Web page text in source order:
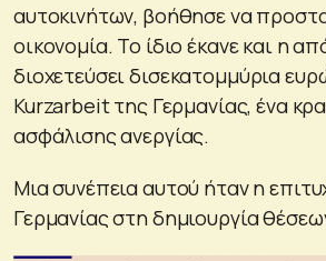
αυτοκινήτων, βοήθησε να
οικονομία. Το ίδιο έκανε και η
διοχετεύσει δισεκατομμύρια
Kurzarbeit της Γερμανίας, ένα
ασφάλισης ανεργίας.
Μια συνέπεια αυτού ήταν η
Γερμανίας στη δημιουργία